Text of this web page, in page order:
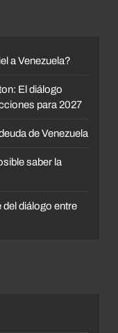
a Venezuela?
El diálogo
para 2027
de Venezuela
saber la
del diálogo entre